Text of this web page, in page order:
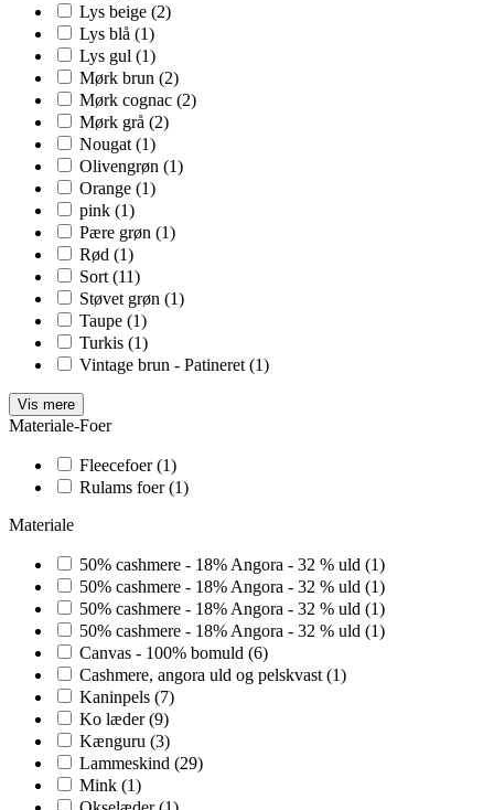
Lys beige (2)
Lys blå (1)
Lys gul (1)
Mørk brun (2)
Mørk cognac (2)
Mørk grå (2)
Nougat (1)
Olivengrøn (1)
Orange (1)
pink (1)
Pære grøn (1)
Rød (1)
Sort (11)
Støvet grøn (1)
Taupe (1)
Turkis (1)
Vintage brun - Patineret (1)
Vis mere
Materiale-Foer
Fleecefoer (1)
Rulams foer (1)
Materiale
50% cashmere - 18% Angora - 32 % uld (1)
50% cashmere - 18% Angora - 32 % uld (1)
50% cashmere - 18% Angora - 32 % uld (1)
50% cashmere - 18% Angora - 32 % uld (1)
Canvas - 100% bomuld (6)
Cashmere, angora uld og pelskvast (1)
Kaninpels (7)
Ko læder (9)
Kænguru (3)
Lammeskind (29)
Mink (1)